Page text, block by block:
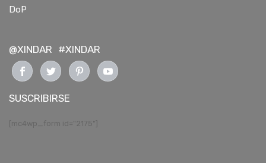
DoP
@XINDAR #XINDAR
SUSCRIBIRSE
[mc4wp_form id="2175"]